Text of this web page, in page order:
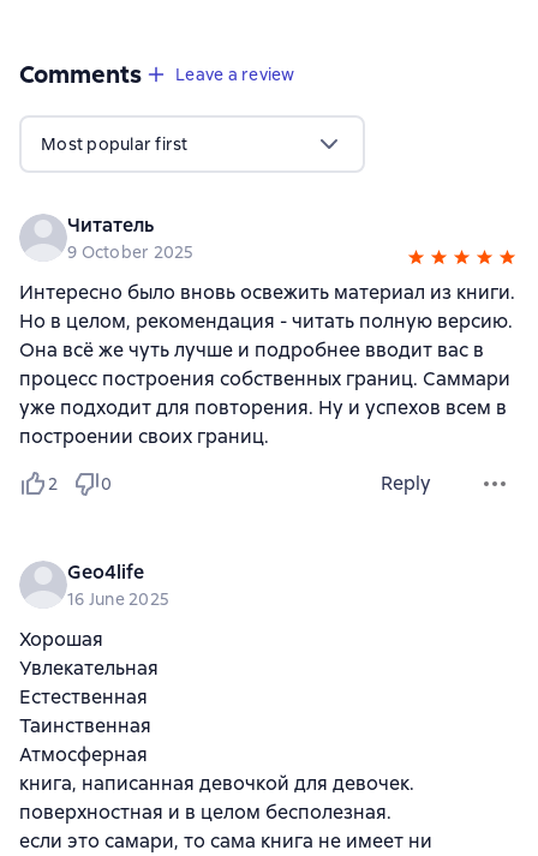
Comments 2 reviews
Leave a review
Most popular first
Читатель
9 October 2025
Интересно было вновь освежить материал из книги.
Но в целом, рекомендация - читать полную версию.
Она всё же чуть лучше и подробнее вводит вас в
процесс построения собственных границ. Саммари
уже подходит для повторения. Ну и успехов всем в
построении своих границ.
2 0 Reply
Geo4life
16 June 2025
Хорошая
Увлекательная
Естественная
Таинственная
Атмосферная
книга, написанная девочкой для девочек.
поверхностная и в целом бесполезная.
если это самари, то сама книга не имеет ни